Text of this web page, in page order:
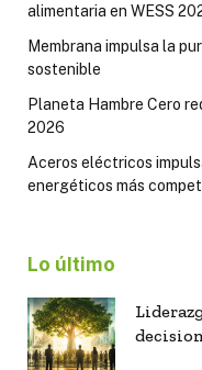
alimentaria en WESS
Membrana impulsa la
sostenible
Planeta Hambre Cero
2026
Aceros eléctricos
energéticos más
Lo último